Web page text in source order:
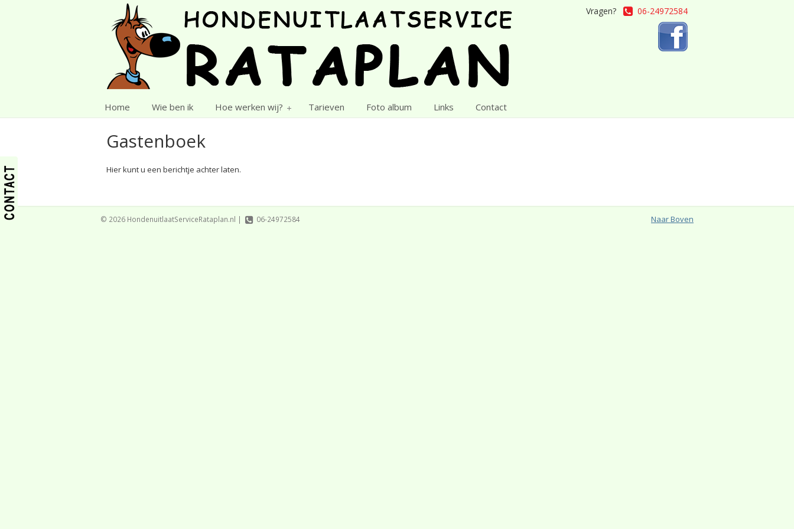
Vragen? 06-24972584
Home Wie ben ik Hoe werken wij? Tarieven Foto album Links Contact
Gastenboek
Hier kunt u een berichtje achter laten.
© 2026 HondenuitlaatServiceRataplan.nl | 06-24972584 Naar Boven